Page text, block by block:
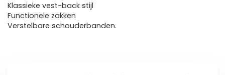
Klassieke vest-back stijl
Functionele zakken
Verstelbare schouderbanden.